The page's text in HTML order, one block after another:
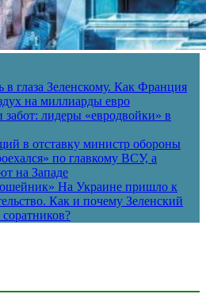
глаза Зеленскому. Как Франция
на миллиарды евро
лидеры «евродвойки» в
в отставку министр обороны
по главкому ВСУ, а
на Западе
ошейник» На Украине пришло к
Как и почему Зеленский